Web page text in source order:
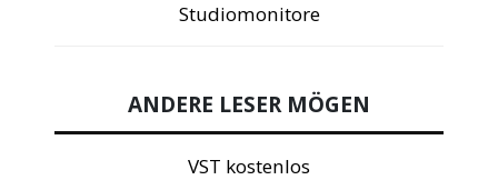
Studiomonitore
ANDERE LESER MÖGEN
VST kostenlos